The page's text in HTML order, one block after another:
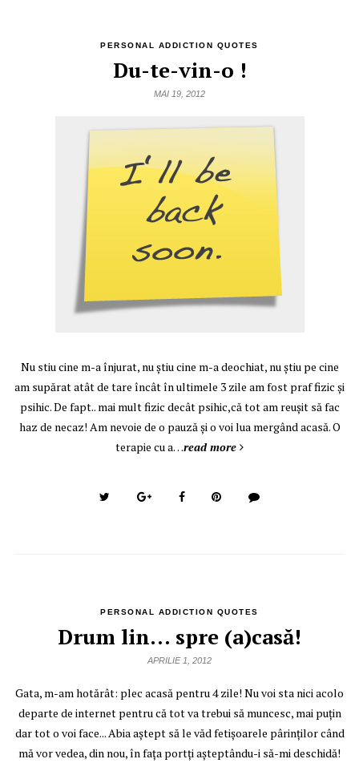
PERSONAL ADDICTION QUOTES
Du-te-vin-o !
MAI 19, 2012
Nu stiu cine m-a înjurat, nu ştiu cine m-a deochiat, nu ştiu pe cine
am supărat atât de tare încât în ultimele 3 zile am fost praf fizic şi
psihic. De fapt.. mai mult fizic decât psihic,că tot am reuşit să fac
haz de necaz! Am nevoie de o pauză şi o voi lua mergând acasă. O
terapie cu a…read more
PERSONAL ADDICTION QUOTES
Drum lin… spre (a)casă!
APRILIE 1, 2012
Gata, m-am hotărât: plec acasă pentru 4 zile! Nu voi sta nici acolo
departe de internet pentru că tot va trebui să muncesc, mai puţin
dar tot o voi face... Abia aştept să le văd fetişoarele pârinţilor când
mă vor vedea, din nou, în faţa portţi aşteptându-i să-mi deschidă!